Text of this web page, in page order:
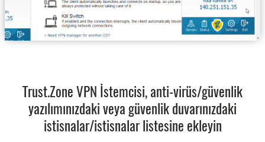
Trust.Zone VPN İstemcisi, anti-virüs/güvenlik
yazılımınızdaki veya güvenlik duvarınızdaki
istisnalar/istisnalar listesine ekleyin